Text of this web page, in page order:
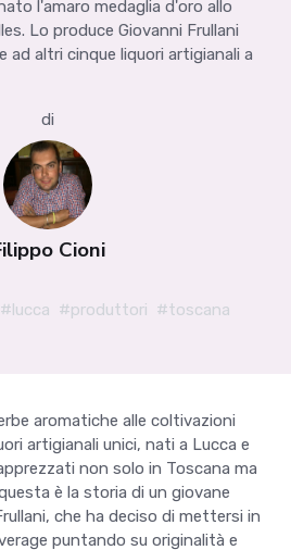
l'amaro medaglia d'oro allo
Lo produce Giovanni Frullani
ad altri cinque liquori artigianali a
di
Cioni
#lucca #produttori #toscana
aromatiche alle coltivazioni
artigianali unici, nati a Lucca e
non solo in Toscana ma
è la storia di un giovane
che ha deciso di mettersi in
puntando su originalità e